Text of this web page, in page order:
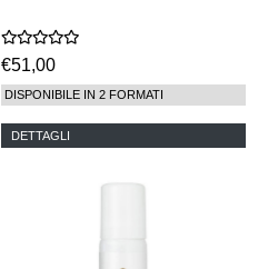
€51,00
DISPONIBILE IN 2 FORMATI
DETTAGLI